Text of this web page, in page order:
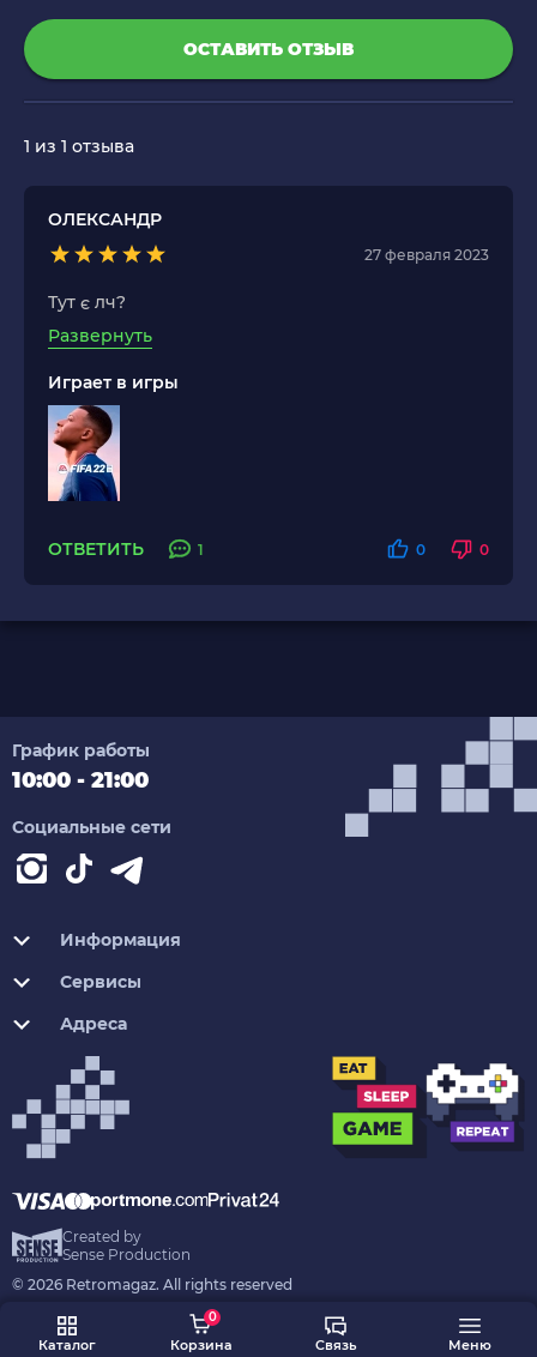
ОСТАВИТЬ ОТЗЫВ
1 из 1 отзыва
ОЛЕКСАНДР
27 февраля 2023
Тут є лч?
Развернуть
Играет в игры
ОТВЕТИТЬ 1 0 0
График работы
10:00 - 21:00
Социальные сети
Информация
Сервисы
Адреса
Created by
Sense Production
© 2026 Retromagaz. All rights reserved
Каталог
0
Корзина Связь Меню